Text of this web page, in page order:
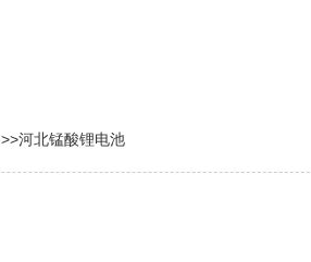
>>河北锰酸锂电池